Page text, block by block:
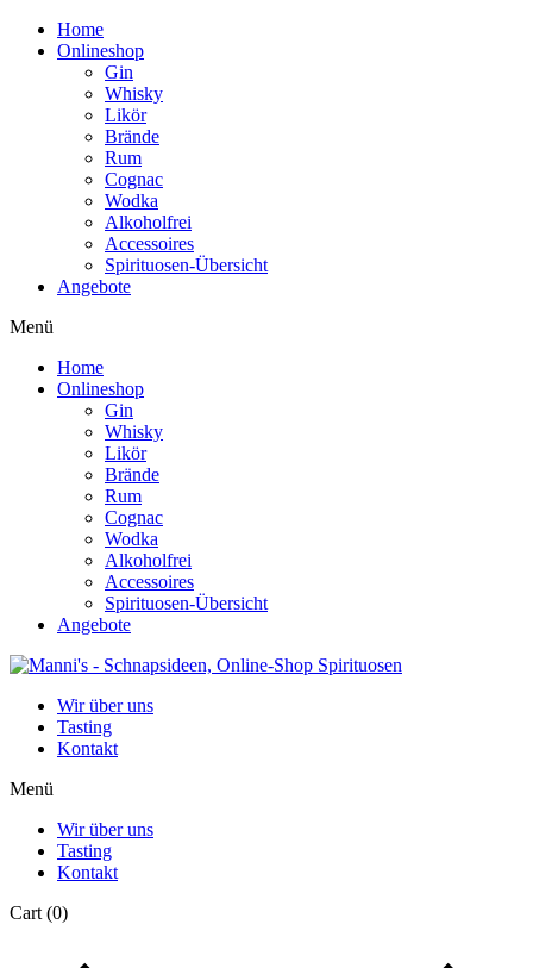
Home
Onlineshop
Gin
Whisky
Likör
Brände
Rum
Cognac
Wodka
Alkoholfrei
Accessoires
Spirituosen-Übersicht
Angebote
Menü
Home
Onlineshop
Gin
Whisky
Likör
Brände
Rum
Cognac
Wodka
Alkoholfrei
Accessoires
Spirituosen-Übersicht
Angebote
Wir über uns
Tasting
Kontakt
Menü
Wir über uns
Tasting
Kontakt
Cart (0)